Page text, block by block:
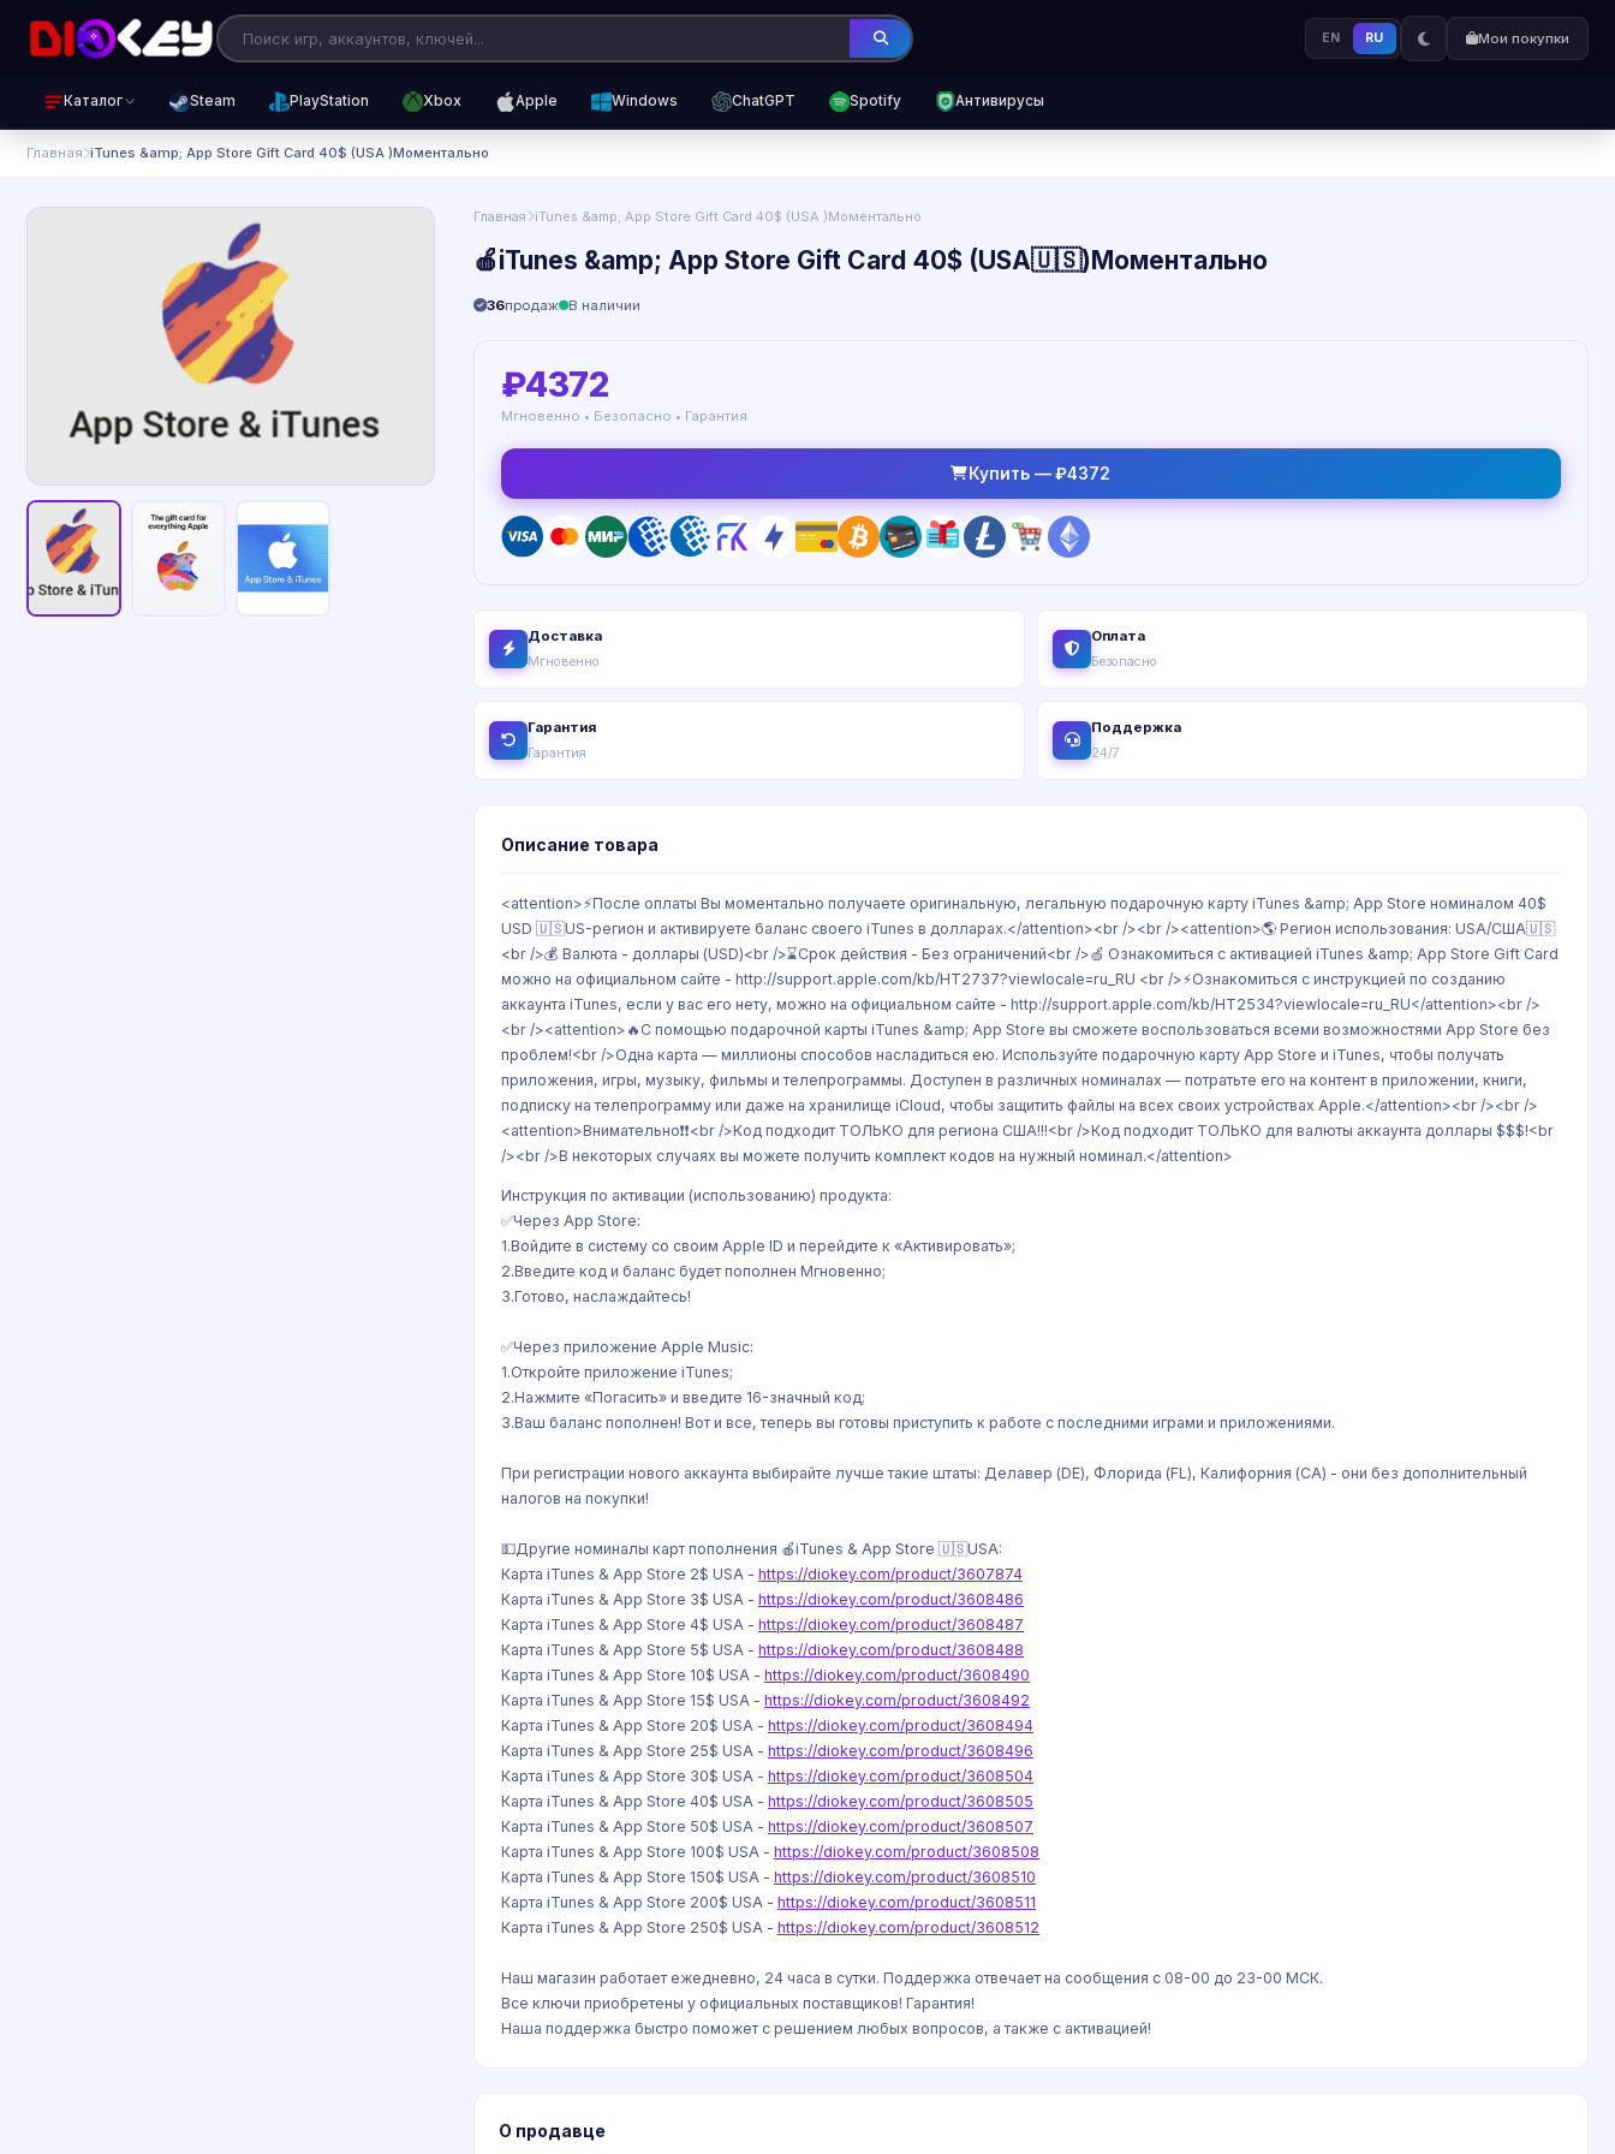
EN RU Мои покупки
Каталог Steam PlayStation Xbox Apple Windows ChatGPT Spotify Антивирусы
Главная iTunes &amp; App Store Gift Card 40$ (USA )Моментально
Главная iTunes &amp; App Store Gift Card 40$ (USA )Моментально
🍎iTunes &amp; App Store Gift Card 40$ (USA🇺🇸)Моментально
36продаж В наличии
₽4372
Мгновенно • Безопасно • Гарантия
Купить — ₽4372
Доставка
Мгновенно
Оплата
Безопасно
Гарантия
Гарантия
Поддержка
24/7
Описание товара
<attention>⚡После оплаты Вы моментально получаете оригинальную, легальную подарочную карту iTunes &amp; App Store номиналом 40$
USD 🇺🇸US-регион и активируете баланс своего iTunes в долларах.</attention><br /><br /><attention>🌎 Регион использования: USA/США🇺🇸
<br />💰 Валюта - доллары (USD)<br />⌛Срок действия - Без ограничений<br />🍏 Ознакомиться с активацией iTunes &amp; App Store Gift Card
можно на официальном сайте - http://support.apple.com/kb/HT2737?viewlocale=ru_RU <br />⚡Ознакомиться с инструкцией по созданию
аккаунта iTunes, если у вас его нету, можно на официальном сайте - http://support.apple.com/kb/HT2534?viewlocale=ru_RU</attention><br />
<br /><attention>🔥С помощью подарочной карты iTunes &amp; App Store вы сможете воспользоваться всеми возможностями App Store без
проблем!<br />Одна карта — миллионы способов насладиться ею. Используйте подарочную карту App Store и iTunes, чтобы получать
приложения, игры, музыку, фильмы и телепрограммы. Доступен в различных номиналах — потратьте его на контент в приложении, книги,
подписку на телепрограмму или даже на хранилище iCloud, чтобы защитить файлы на всех своих устройствах Apple.</attention><br /><br />
<attention>Внимательно❗❗<br />Код подходит ТОЛЬКО для региона США!!!<br />Код подходит ТОЛЬКО для валюты аккаунта доллары $$$!<br
/><br />В некоторых случаях вы можете получить комплект кодов на нужный номинал.</attention>
Инструкция по активации (использованию) продукта:
✅Через App Store:
1.Войдите в систему со своим Apple ID и перейдите к «Активировать»;
2.Введите код и баланс будет пополнен Мгновенно;
3.Готово, наслаждайтесь!
✅Через приложение Apple Music:
1.Откройте приложение iTunes;
2.Нажмите «Погасить» и введите 16-значный код;
3.Ваш баланс пополнен! Вот и все, теперь вы готовы приступить к работе с последними играми и приложениями.
При регистрации нового аккаунта выбирайте лучше такие штаты: Делавер (DE), Флорида (FL), Калифорния (CA) - они без дополнительный
налогов на покупки!
💵Другие номиналы карт пополнения 🍎iTunes & App Store 🇺🇸USA:
Карта iTunes & App Store 2$ USA - https://diokey.com/product/3607874
Карта iTunes & App Store 3$ USA - https://diokey.com/product/3608486
Карта iTunes & App Store 4$ USA - https://diokey.com/product/3608487
Карта iTunes & App Store 5$ USA - https://diokey.com/product/3608488
Карта iTunes & App Store 10$ USA - https://diokey.com/product/3608490
Карта iTunes & App Store 15$ USA - https://diokey.com/product/3608492
Карта iTunes & App Store 20$ USA - https://diokey.com/product/3608494
Карта iTunes & App Store 25$ USA - https://diokey.com/product/3608496
Карта iTunes & App Store 30$ USA - https://diokey.com/product/3608504
Карта iTunes & App Store 40$ USA - https://diokey.com/product/3608505
Карта iTunes & App Store 50$ USA - https://diokey.com/product/3608507
Карта iTunes & App Store 100$ USA - https://diokey.com/product/3608508
Карта iTunes & App Store 150$ USA - https://diokey.com/product/3608510
Карта iTunes & App Store 200$ USA - https://diokey.com/product/3608511
Карта iTunes & App Store 250$ USA - https://diokey.com/product/3608512
Наш магазин работает ежедневно, 24 часа в сутки. Поддержка отвечает на сообщения с 08-00 до 23-00 МСК.
Все ключи приобретены у официальных поставщиков! Гарантия!
Наша поддержка быстро поможет с решением любых вопросов, а также с активацией!
О продавце